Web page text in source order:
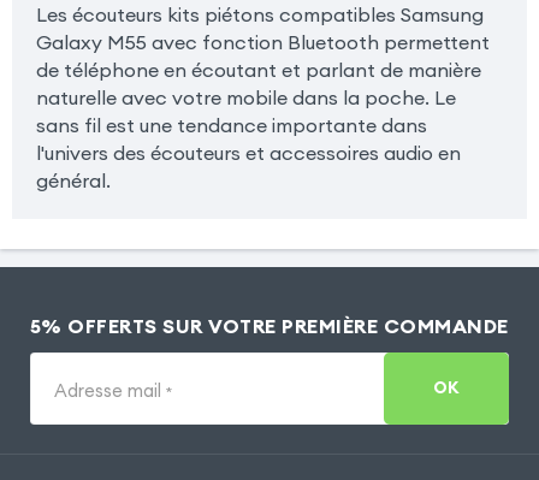
Les écouteurs kits piétons compatibles Samsung
Galaxy M55 avec fonction Bluetooth permettent
de téléphone en écoutant et parlant de manière
naturelle avec votre mobile dans la poche. Le
sans fil est une tendance importante dans
l'univers des écouteurs et accessoires audio en
général.
5% OFFERTS SUR VOTRE PREMIÈRE COMMANDE
Adresse mail * OK